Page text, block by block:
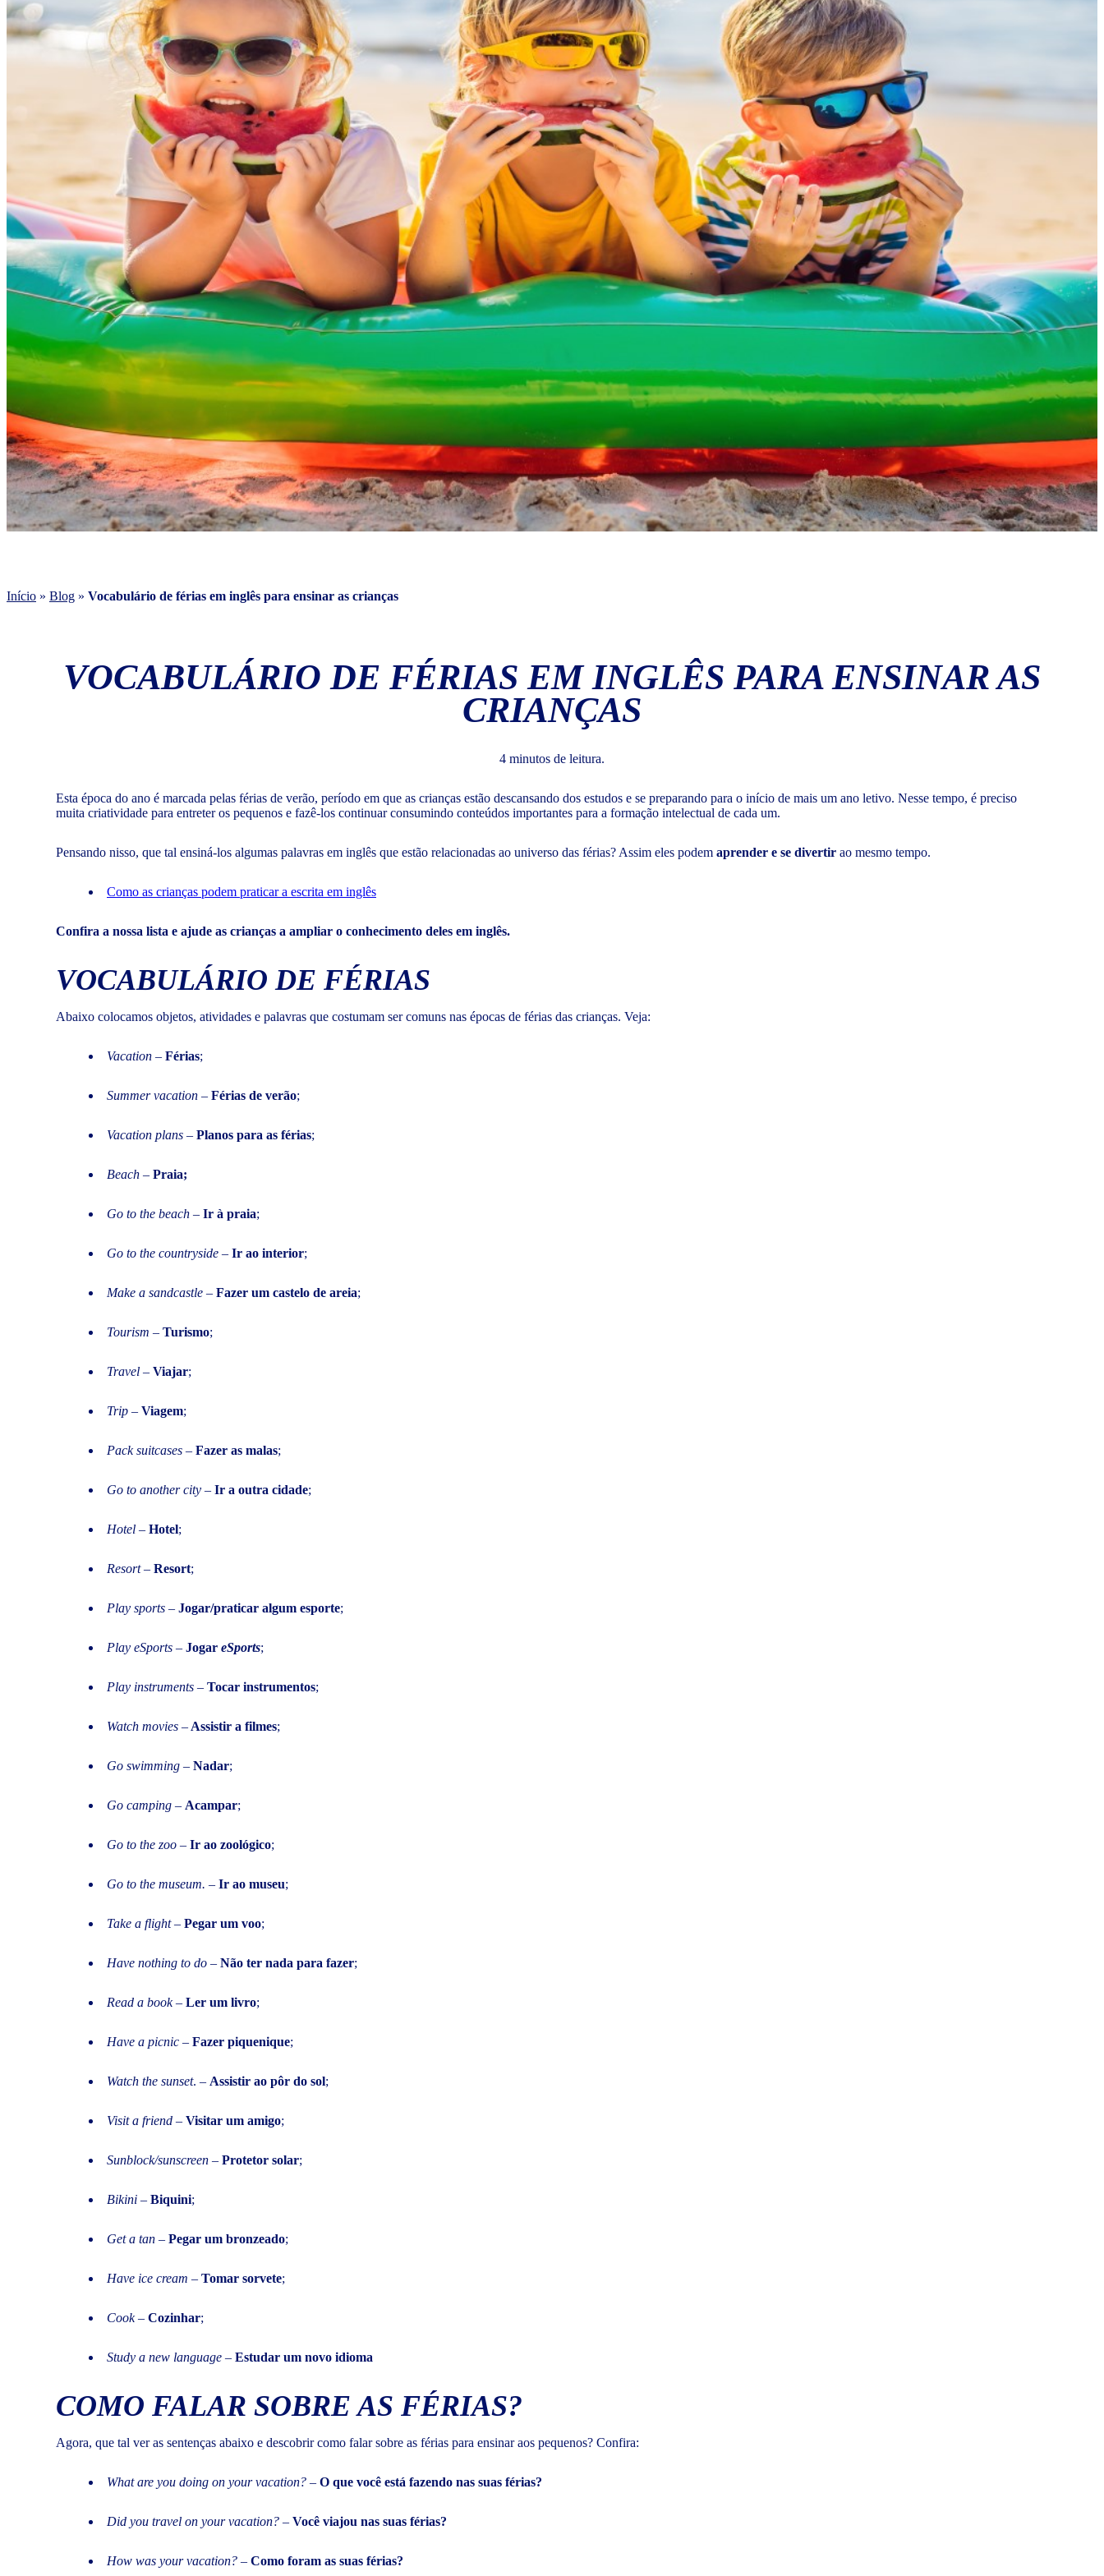
Início » Blog » Vocabulário de férias em inglês para ensinar as crianças
VOCABULÁRIO DE FÉRIAS EM INGLÊS PARA ENSINAR AS
CRIANÇAS
4 minutos de leitura.
Esta época do ano é marcada pelas férias de verão, período em que as crianças estão descansando dos estudos e se preparando para o início de mais um ano letivo. Nesse tempo, é preciso
muita criatividade para entreter os pequenos e fazê-los continuar consumindo conteúdos importantes para a formação intelectual de cada um.
Pensando nisso, que tal ensiná-los algumas palavras em inglês que estão relacionadas ao universo das férias? Assim eles podem aprender e se divertir ao mesmo tempo.
Como as crianças podem praticar a escrita em inglês
Confira a nossa lista e ajude as crianças a ampliar o conhecimento deles em inglês.
VOCABULÁRIO DE FÉRIAS
Abaixo colocamos objetos, atividades e palavras que costumam ser comuns nas épocas de férias das crianças. Veja:
Vacation – Férias;
Summer vacation – Férias de verão;
Vacation plans – Planos para as férias;
Beach – Praia;
Go to the beach – Ir à praia;
Go to the countryside – Ir ao interior;
Make a sandcastle – Fazer um castelo de areia;
Tourism – Turismo;
Travel – Viajar;
Trip – Viagem;
Pack suitcases – Fazer as malas;
Go to another city – Ir a outra cidade;
Hotel – Hotel;
Resort– Resort;
Play sports – Jogar/praticar algum esporte;
Play eSports – Jogar eSports;
Play instruments – Tocar instrumentos;
Watch movies – Assistir a filmes;
Go swimming – Nadar;
Go camping – Acampar;
Go to the zoo – Ir ao zoológico;
Go to the museum. – Ir ao museu;
Take a flight– Pegar um voo;
Have nothing to do – Não ter nada para fazer;
Read a book– Ler um livro;
Have a picnic – Fazer piquenique;
Watch the sunset. – Assistir ao pôr do sol;
Visit a friend – Visitar um amigo;
Sunblock/sunscreen – Protetor solar;
Bikini – Biquini;
Get a tan – Pegar um bronzeado;
Have ice cream – Tomar sorvete;
Cook– Cozinhar;
Study a new language – Estudar um novo idioma
COMO FALAR SOBRE AS FÉRIAS?
Agora, que tal ver as sentenças abaixo e descobrir como falar sobre as férias para ensinar aos pequenos? Confira:
What are you doing on your vacation? – O que você está fazendo nas suas férias?
Did you travel on your vacation? – Você viajou nas suas férias?
How was your vacation? – Como foram as suas férias?